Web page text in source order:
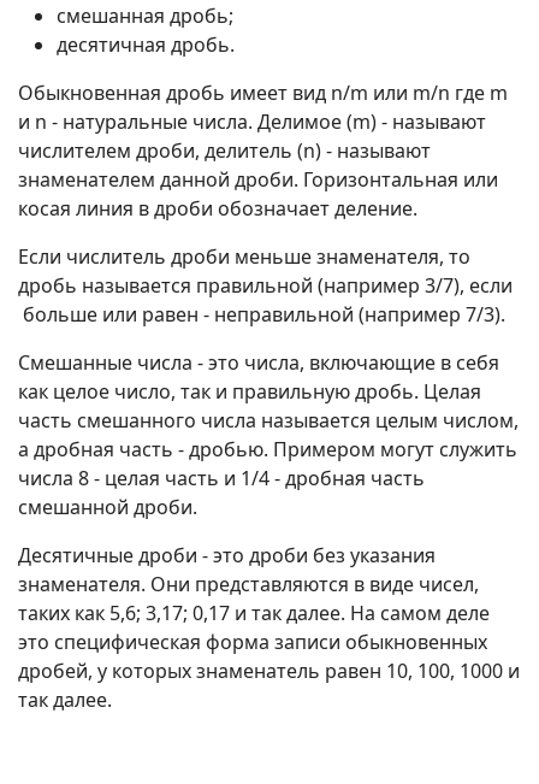
смешанная дробь;
десятичная дробь.
Обыкновенная дробь имеет вид n/m или m/n где m
и n - натуральные числа. Делимое (m) - называют
числителем дроби, делитель (n) - называют
знаменателем данной дроби. Горизонтальная или
косая линия в дроби обозначает деление.
Если числитель дроби меньше знаменателя, то
дробь называется правильной (например 3/7), если
больше или равен - неправильной (например 7/3).
Смешанные числа - это числа, включающие в себя
как целое число, так и правильную дробь. Целая
часть смешанного числа называется целым числом,
а дробная часть - дробью. Примером могут служить
числа 8 - целая часть и 1/4 - дробная часть
смешанной дроби.
Десятичные дроби - это дроби без указания
знаменателя. Они представляются в виде чисел,
таких как 5,6; 3,17; 0,17 и так далее. На самом деле
это специфическая форма записи обыкновенных
дробей, у которых знаменатель равен 10, 100, 1000 и
так далее.